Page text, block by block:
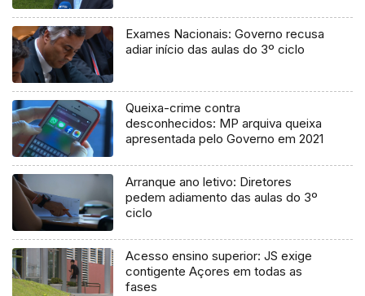
Exames Nacionais: Governo recusa
adiar início das aulas do 3º ciclo
Queixa-crime contra
desconhecidos: MP arquiva queixa
apresentada pelo Governo em 2021
Arranque ano letivo: Diretores
pedem adiamento das aulas do 3º
ciclo
Acesso ensino superior: JS exige
contigente Açores em todas as
fases